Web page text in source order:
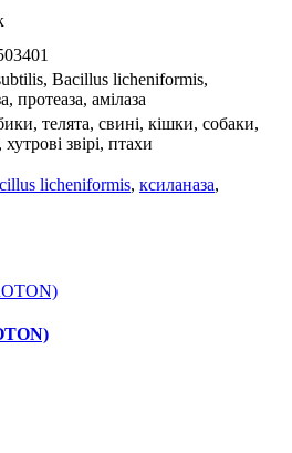
Bacillus licheniformis,
протеаза, амілаза
телята, свині, кішки, собаки,
звірі, птахи
licheniformis, ксиланаза,